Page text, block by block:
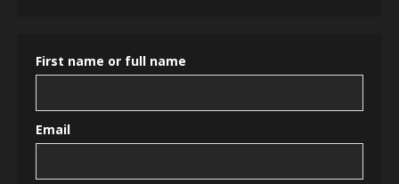
First name or full name
Email